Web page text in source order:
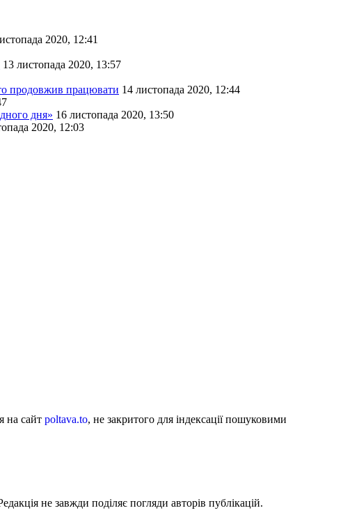
2020, 12:41
13 листопада 2020, 13:57
продовжив працювати 14 листопада 2020, 12:44
дня» 16 листопада 2020, 13:50
2020, 12:03
на сайт poltava.to, не закритого для індексації пошуковими
не завжди поділяє погляди авторів публікацій.